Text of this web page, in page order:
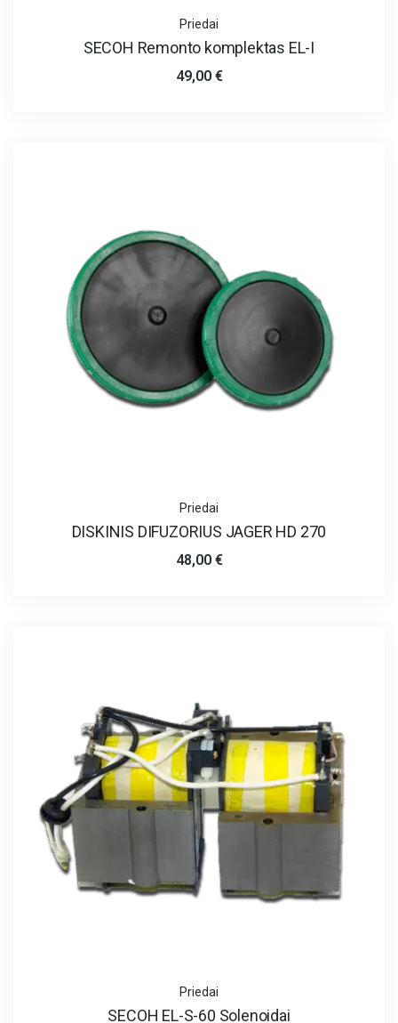
Priedai
SECOH Remonto komplektas EL-I
49,00 €
Priedai
DISKINIS DIFUZORIUS JAGER HD 270
48,00 €
Priedai
SECOH EL-S-60 Solenoidai